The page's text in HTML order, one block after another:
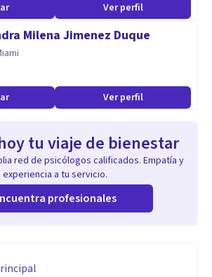
Ver perfil
Milena Jimenez Duque
Ver perfil
tu viaje de bienestar
red de psicólogos calificados. Empatía y
experiencia a tu servicio.
profesionales